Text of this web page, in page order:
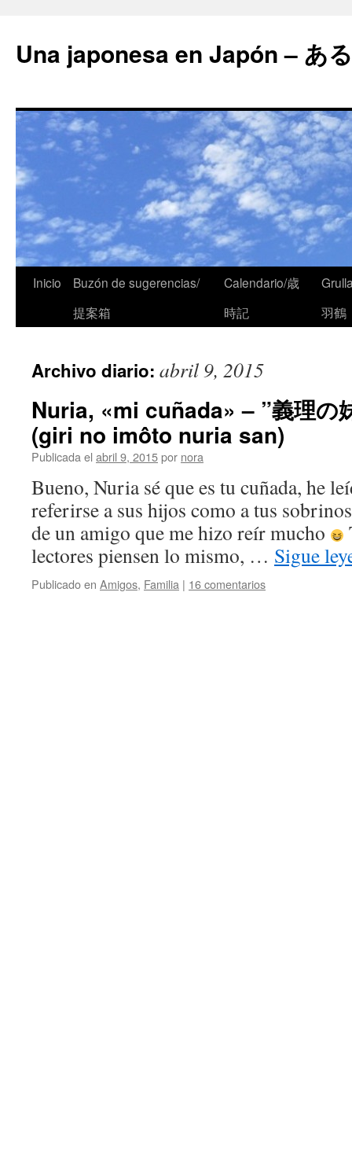
Una japonesa en Japón – あ
Inicio
Buzón de sugerencias/
提案箱
Calendario/歳
時記
羽鶴
Archivo diario: abril 9, 2015
Nuria, «mi cuñada» – ”義理の
(giri no imôto nuria san)
Publicada el abril 9, 2015por nora
Bueno, Nuria sé que es tu cuñada, he
referirse a sus hijos como a tus
de un amigo que me hizo reír mucho
lectores piensen lo mismo, … Sigue
Publicado en Amigos, Familia | 16 comentarios